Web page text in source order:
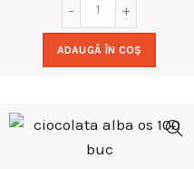
ADAUGĂ ÎN COȘ